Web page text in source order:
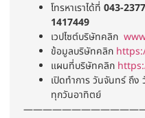
โทรหาเราได้ที่ 043-
1417449
เวปไซต์บริษัทคลิก
ข้อมูลบริษัทคลิก
แผนที่บริษัทคลิก
เปิดทำการ วันจันทร์ ถึง
ทุกวันอาทิตย์